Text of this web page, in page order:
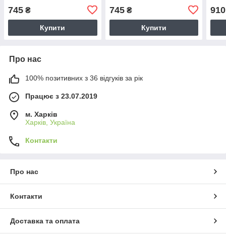
745 ₴
Купити
745₴
Купити
910
Про нас
100% позитивних з 36 відгуків за рік
Працює з 23.07.2019
м. Харків
Харків, Україна
Контакти
Про нас
Контакти
Доставка та оплата